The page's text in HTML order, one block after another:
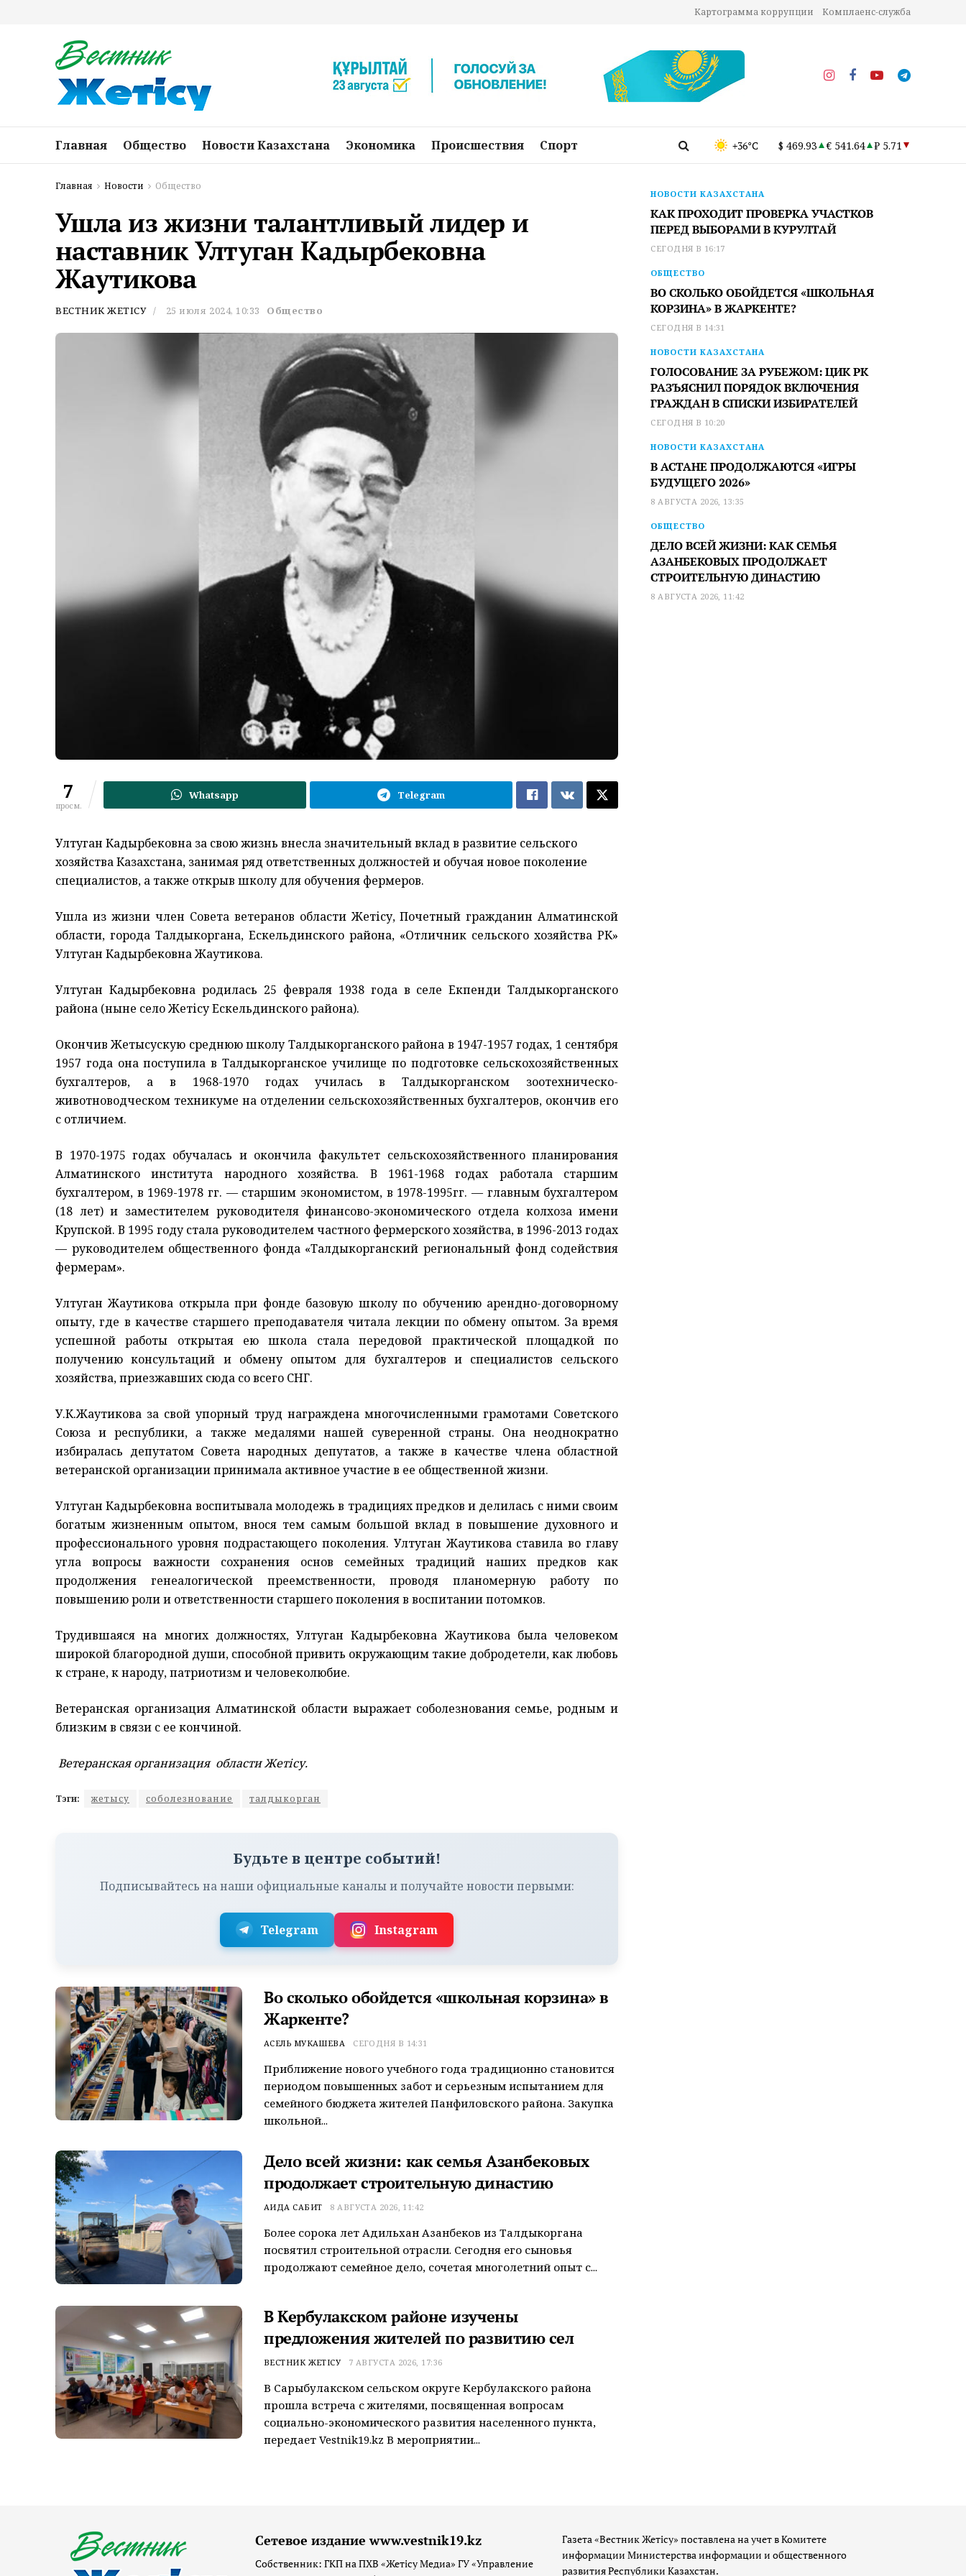
Картограмма коррупции Комплаенс-служба
Главная Общество Новости Казахстана Экономика Происшествия Спорт +36°C $ 469.93 € 541.64 ₽ 5.71
Главная Новости Общество
Ушла из жизни талантливый лидер и
наставник Ултуган Кадырбековна
Жаутикова
ВЕСТНИК ЖЕТІСУ 25 июля 2024, 10:33 Общество
7
просм.
Whatsapp Telegram
Ултуган Кадырбековна за свою жизнь внесла значительный вклад в развитие сельского
хозяйства Казахстана, занимая ряд ответственных должностей и обучая новое поколение
специалистов, а также открыв школу для обучения фермеров.
Ушла из жизни член Совета ветеранов области Жетісу, Почетный гражданин Алматинской
области, города Талдыкоргана, Ескельдинского района, «Отличник сельского хозяйства РК»
Ултуган Кадырбековна Жаутикова.
Ултуган Кадырбековна родилась 25 февраля 1938 года в селе Екпенди Талдыкорганского
района (ныне село Жетісу Ескельдинского района).
Окончив Жетысускую среднюю школу Талдыкорганского района в 1947-1957 годах, 1 сентября
1957 года она поступила в Талдыкорганское училище по подготовке сельскохозяйственных
бухгалтеров, а в 1968-1970 годах училась в Талдыкорганском зоотехническо-
животноводческом техникуме на отделении сельскохозяйственных бухгалтеров, окончив его
с отличием.
В 1970-1975 годах обучалась и окончила факультет сельскохозяйственного планирования
Алматинского института народного хозяйства. В 1961-1968 годах работала старшим
бухгалтером, в 1969-1978 гг. — старшим экономистом, в 1978-1995гг. — главным бухгалтером
(18 лет) и заместителем руководителя финансово-экономического отдела колхоза имени
Крупской. В 1995 году стала руководителем частного фермерского хозяйства, в 1996-2013 годах
— руководителем общественного фонда «Талдыкорганский региональный фонд содействия
фермерам».
Ултуган Жаутикова открыла при фонде базовую школу по обучению арендно-договорному
опыту, где в качестве старшего преподавателя читала лекции по обмену опытом. За время
успешной работы открытая ею школа стала передовой практической площадкой по
получению консультаций и обмену опытом для бухгалтеров и специалистов сельского
хозяйства, приезжавших сюда со всего СНГ.
У.К.Жаутикова за свой упорный труд награждена многочисленными грамотами Советского
Союза и республики, а также медалями нашей суверенной страны. Она неоднократно
избиралась депутатом Совета народных депутатов, а также в качестве члена областной
ветеранской организации принимала активное участие в ее общественной жизни.
Ултуган Кадырбековна воспитывала молодежь в традициях предков и делилась с ними своим
богатым жизненным опытом, внося тем самым большой вклад в повышение духовного и
профессионального уровня подрастающего поколения. Ултуган Жаутикова ставила во главу
угла вопросы важности сохранения основ семейных традиций наших предков как
продолжения генеалогической преемственности, проводя планомерную работу по
повышению роли и ответственности старшего поколения в воспитании потомков.
Трудившаяся на многих должностях, Ултуган Кадырбековна Жаутикова была человеком
широкой благородной души, способной привить окружающим такие добродетели, как любовь
к стране, к народу, патриотизм и человеколюбие.
Ветеранская организация Алматинской области выражает соболезнования семье, родным и
близким в связи с ее кончиной.
Ветеранская организация области Жетісу.
Тэги: жетысу соболезнование талдыкорган
Будьте в центре событий!
Подписывайтесь на наши официальные каналы и получайте новости первыми:
Telegram Instagram
Во сколько обойдется «школьная корзина» в
Жаркенте?
АСЕЛЬ МУКАШЕВА СЕГОДНЯ В 14:31
Приближение нового учебного года традиционно становится
периодом повышенных забот и серьезным испытанием для
семейного бюджета жителей Панфиловского района. Закупка
школьной...
Дело всей жизни: как семья Азанбековых
продолжает строительную династию
АИДА САБИТ 8 АВГУСТА 2026, 11:42
Более сорока лет Адильхан Азанбеков из Талдыкоргана
посвятил строительной отрасли. Сегодня его сыновья
продолжают семейное дело, сочетая многолетний опыт с...
В Кербулакском районе изучены
предложения жителей по развитию сел
ВЕСТНИК ЖЕТІСУ 7 АВГУСТА 2026, 17:36
В Сарыбулакском сельском округе Кербулакского района
прошла встреча с жителями, посвященная вопросам
социально-экономического развития населенного пункта,
передает Vestnik19.kz В мероприятии...
НОВОСТИ КАЗАХСТАНА
КАК ПРОХОДИТ ПРОВЕРКА УЧАСТКОВ
ПЕРЕД ВЫБОРАМИ В КУРУЛТАЙ
СЕГОДНЯ В 16:17
ОБЩЕСТВО
ВО СКОЛЬКО ОБОЙДЕТСЯ «ШКОЛЬНАЯ
КОРЗИНА» В ЖАРКЕНТЕ?
СЕГОДНЯ В 14:31
НОВОСТИ КАЗАХСТАНА
ГОЛОСОВАНИЕ ЗА РУБЕЖОМ: ЦИК РК
РАЗЪЯСНИЛ ПОРЯДОК ВКЛЮЧЕНИЯ
ГРАЖДАН В СПИСКИ ИЗБИРАТЕЛЕЙ
СЕГОДНЯ В 10:20
НОВОСТИ КАЗАХСТАНА
В АСТАНЕ ПРОДОЛЖАЮТСЯ «ИГРЫ
БУДУЩЕГО 2026»
8 АВГУСТА 2026, 13:35
ОБЩЕСТВО
ДЕЛО ВСЕЙ ЖИЗНИ: КАК СЕМЬЯ
АЗАНБЕКОВЫХ ПРОДОЛЖАЕТ
СТРОИТЕЛЬНУЮ ДИНАСТИЮ
8 АВГУСТА 2026, 11:42
Сетевое издание www.vestnik19.kz
Собственник: ГКП на ПХВ «Жетісу Медиа» ГУ «Управление
Газета «Вестник Жетісу» поставлена на учет в Комитете
информации Министерства информации и общественного
развития Республики Казахстан.